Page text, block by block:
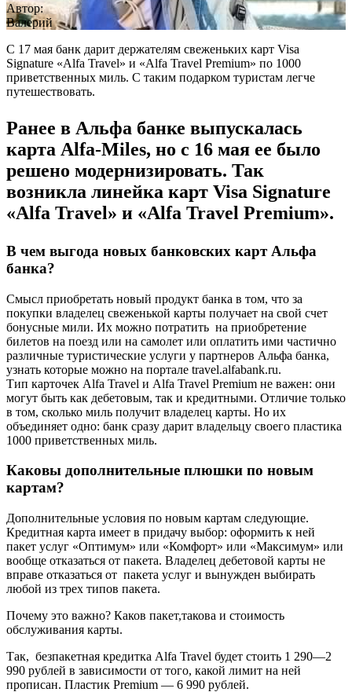
Автор:
Валерий
С 17 мая банк дарит держателям свеженьких карт Visa
Signature «Alfa Travel» и «Alfa Travel Premium» по 1000
приветственных миль. С таким подарком туристам легче
путешествовать.
Ранее в Альфа банке выпускалась
карта Alfa-Miles, но с 16 мая ее было
решено модернизировать. Так
возникла линейка карт Visa Signature
«Alfa Travel» и «Alfa Travel Premium».
В чем выгода новых банковских карт Альфа
банка?
Смысл приобретать новый продукт банка в том, что за
покупки владелец свеженькой карты получает на свой счет
бонусные мили. Их можно потратить на приобретение
билетов на поезд или на самолет или оплатить ими частично
различные туристические услуги у партнеров Альфа банка,
узнать которые можно на портале travel.alfabank.ru.
Тип карточек Alfa Travel и Alfa Travel Premium не важен: они
могут быть как дебетовым, так и кредитными. Отличие только
в том, сколько миль получит владелец карты. Но их
объединяет одно: банк сразу дарит владельцу своего пластика
1000 приветственных миль.
Каковы дополнительные плюшки по новым
картам?
Дополнительные условия по новым картам следующие.
Кредитная карта имеет в придачу выбор: оформить к ней
пакет услуг «Оптимум» или «Комфорт» или «Максимум» или
вообще отказаться от пакета. Владелец дебетовой карты не
вправе отказаться от пакета услуг и вынужден выбирать
любой из трех типов пакета.
Почему это важно? Каков пакет,такова и стоимость
обслуживания карты.
Так, безпакетная кредитка Alfa Travel будет стоить 1 290—2
990 рублей в зависимости от того, какой лимит на ней
прописан. Пластик Premium — 6 990 рублей.